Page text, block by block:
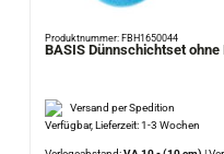
Produktnummer: FBH1650044
BASIS Dünnschichtset ohne
Versand per Spedition
Verfügbar, Lieferzeit: 1-3 Wochen